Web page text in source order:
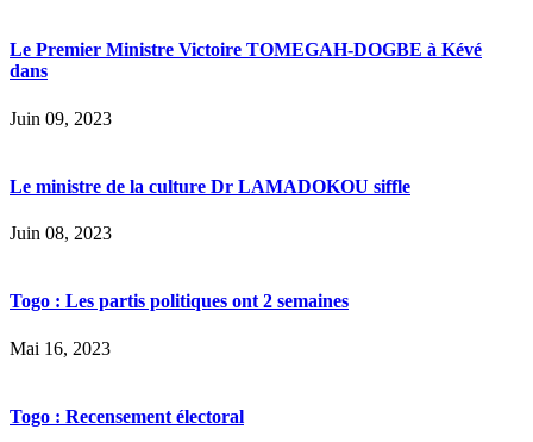
Le Premier Ministre Victoire TOMEGAH-DOGBE à Kévé
dans
Juin 09, 2023
Le ministre de la culture Dr LAMADOKOU siffle
Juin 08, 2023
Togo : Les partis politiques ont 2 semaines
Mai 16, 2023
Togo : Recensement électoral